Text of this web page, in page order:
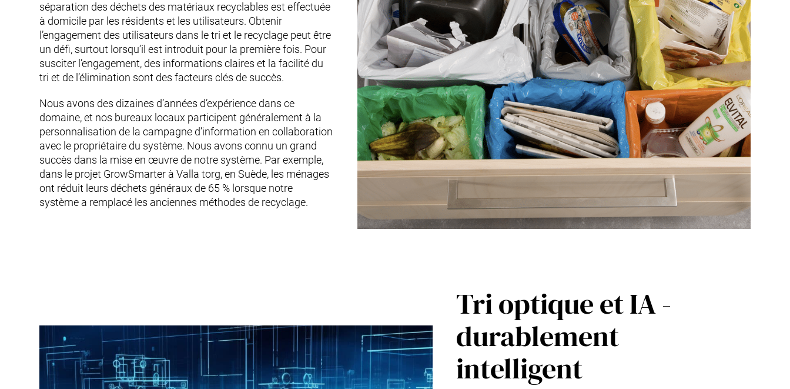
séparation des déchets des matériaux recyclables est effectuée
à domicile par les résidents et les utilisateurs. Obtenir
l’engagement des utilisateurs dans le tri et le recyclage peut être
un défi, surtout lorsqu’il est introduit pour la première fois. Pour
susciter l’engagement, des informations claires et la facilité du
tri et de l’élimination sont des facteurs clés de succès.
Nous avons des dizaines d’années d’expérience dans ce
domaine, et nos bureaux locaux participent généralement à la
personnalisation de la campagne d’information en collaboration
avec le propriétaire du système. Nous avons connu un grand
succès dans la mise en œuvre de notre système. Par exemple,
dans le projet GrowSmarter à Valla torg, en Suède, les ménages
ont réduit leurs déchets généraux de 65 % lorsque notre
système a remplacé les anciennes méthodes de recyclage.
Tri optique et IA -
durablement
intelligent